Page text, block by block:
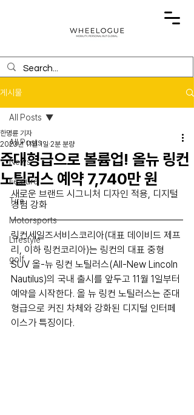
게시물
All Posts
News
Feature
Tire
Motorsports
Lifestyle
golf
All Posts
준대형급으로 볼륨업! 올뉴 링컨
노틸러스 예약 7,740만 원
한명륜 기자
2023년 11월 1일 2분 분량
새로운 브랜드 시그니처 디자인 적용, 디지털
경험 강화
링컨세일즈서비스코리아(대표 데이비드 제프
리, 이하 링컨코리아)는 링컨의 대표 중형
SUV 올-뉴 링컨 노틸러스(All-New Lincoln
Nautilus)의 국내 출시를 앞두고 11월 1일부터
예약을 시작한다. 올 뉴 링컨 노틸러스는 준대
형급으로 커진 차체와 강화된 디지털 인터페
이스가 특징이다.